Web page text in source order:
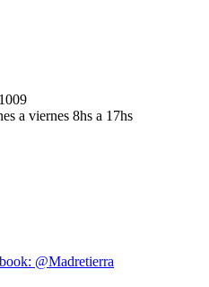
a viernes 8hs a 17hs
@Madretierra